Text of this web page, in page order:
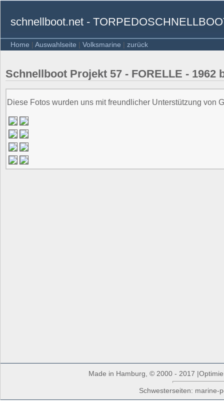
schnellboot.net -
Home | Auswahlseite | Volksmarine | zurück
Schnellboot Projekt 57 - FORELLE - 1962
Diese Fotos wurden uns mit freundlicher Unterstützung von
Made in Hamburg, © 2000 - 2017
Schwesterseiten: marine-